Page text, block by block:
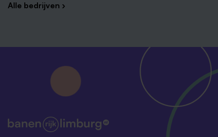
Alle bedrijven ›